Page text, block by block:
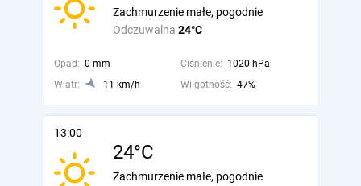
Odczuwalna 24°C
Zachmurzenie małe, pogodnie
Opad: 0 mm Ciśnienie: 1020 hPa
Wiatr:
11 km/h Wilgotność: 47%
13:00
24°C
Zachmurzenie małe, pogodnie